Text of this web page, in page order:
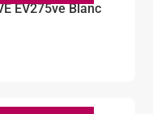
EV275ve Blanc